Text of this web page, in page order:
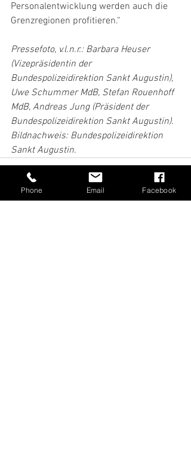
Personalentwicklung werden auch die
Grenzregionen profitieren.“
Pressefoto, v.l.n.r.: Barbara Heuser
(Vizepräsidentin der
Bundespolizeidirektion Sankt Augustin),
Uwe Schummer MdB, Stefan Rouenhoff
MdB, Andreas Jung (Präsident der
Bundespolizeidirektion Sankt Augustin).
Bildnachweis: Bundespolizeidirektion
Sankt Augustin.
Phone Email Facebook